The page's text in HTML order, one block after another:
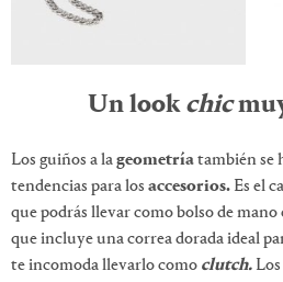
Un look chic
Los guiños a lageometríatambién se
tendencias para los accesorios. Es el
que podrás llevar como bolso de mano
que incluye una correa dorada ideal
te incomoda llevarlo como clutch.